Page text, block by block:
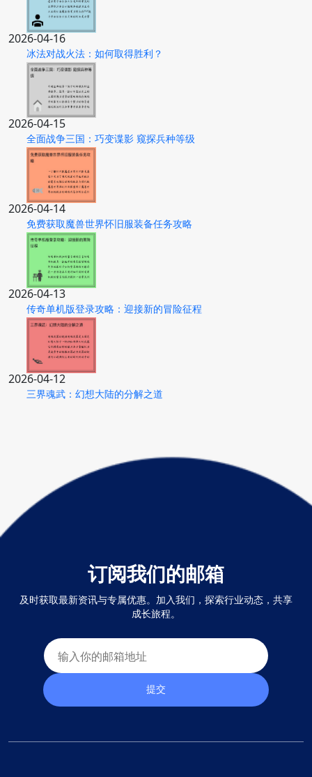
2026-04-16
冰法对战火法：如何取得胜利？
2026-04-15
全面战争三国：巧变谍影 窥探兵种等级
2026-04-14
免费获取魔兽世界怀旧服装备任务攻略
2026-04-13
传奇单机版登录攻略：迎接新的冒险征程
2026-04-12
三界魂武：幻想大陆的分解之道
订阅我们的邮箱
及时获取最新资讯与专属优惠。加入我们，探索行业动态，共享
成长旅程。
提交